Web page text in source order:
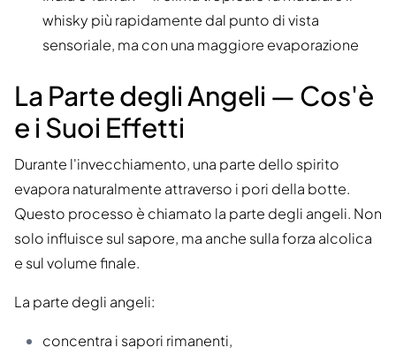
whisky più rapidamente dal punto di vista
sensoriale, ma con una maggiore evaporazione
La Parte degli Angeli — Cos'è
e i Suoi Effetti
Durante l'invecchiamento, una parte dello spirito
evapora naturalmente attraverso i pori della botte.
Questo processo è chiamato la parte degli angeli. Non
solo influisce sul sapore, ma anche sulla forza alcolica
e sul volume finale.
La parte degli angeli:
concentra i sapori rimanenti,